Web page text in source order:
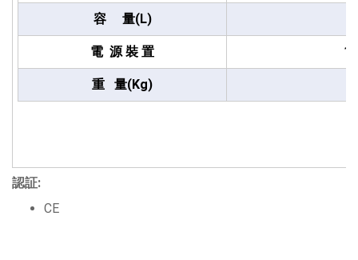
容 量(L)
電 源 裝 置
重 量(Kg)
認証:
CE